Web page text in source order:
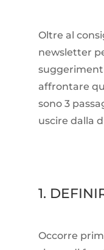
Oltre al
newsletter
affrontare
sono 3
uscire dalla
1.
Occorre